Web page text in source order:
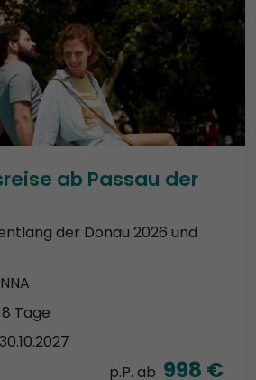
ab Passau der
der Donau 2026 und
Tage
p.P. ab 998 €